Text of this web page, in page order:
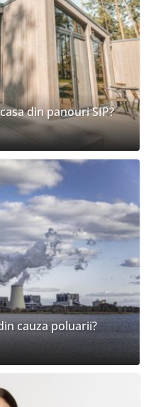
din panouri SIP?
cauza poluarii?